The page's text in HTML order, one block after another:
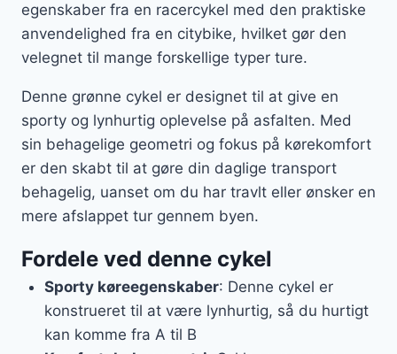
egenskaber fra en racercykel med den praktiske
anvendelighed fra en citybike, hvilket gør den
velegnet til mange forskellige typer ture.
Denne grønne cykel er designet til at give en
sporty og lynhurtig oplevelse på asfalten. Med
sin behagelige geometri og fokus på kørekomfort
er den skabt til at gøre din daglige transport
behagelig, uanset om du har travlt eller ønsker en
mere afslappet tur gennem byen.
Fordele ved denne cykel
Sporty køreegenskaber: Denne cykel er
konstrueret til at være lynhurtig, så du hurtigt
kan komme fra A til B